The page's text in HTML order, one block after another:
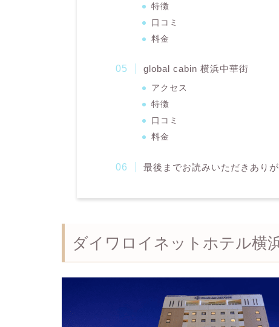
特徴
口コミ
料金
global cabin 横浜中華街
アクセス
特徴
口コミ
料金
最後までお読みいただきあり
ダイワロイネットホテル横